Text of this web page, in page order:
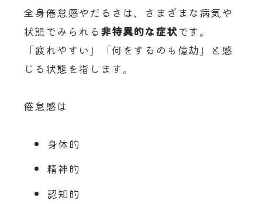
全身倦怠感やだるさは、さまざまな病気や
状態でみられる非特異的な症状です。
「疲れやすい」「何をするのも億劫」と感
じる状態を指します。
倦怠感は
身体的
精神的
認知的